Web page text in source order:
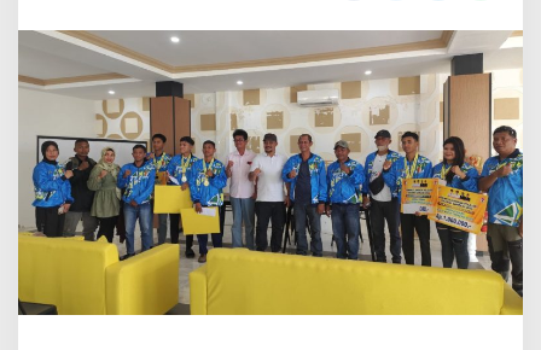
a
i
E
m
a
s
d
a
n
P
a